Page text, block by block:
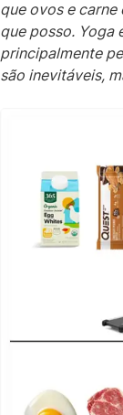
que ovos e
que posso. Yoga
principalmente
são inevitáveis,